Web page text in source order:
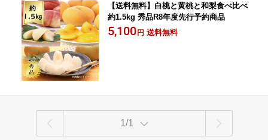
【送料無料】白桃と黄桃と和梨食べ比べ
約1.5kg 秀品R8年度先行予約商品
5,100 円 送料無料
1/1